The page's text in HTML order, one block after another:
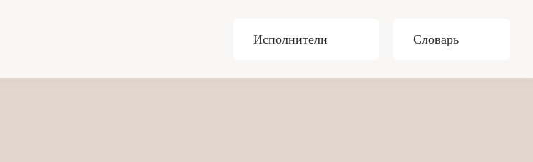
Исполнители Словарь